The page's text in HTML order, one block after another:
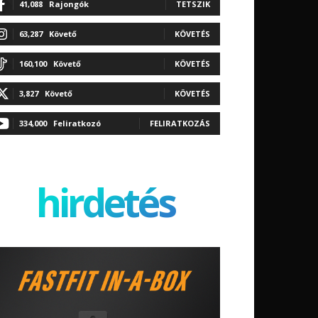
41,088 Rajongók TETSZIK
63,287 Követő KÖVETÉS
160,100 Követő KÖVETÉS
3,827 Követő KÖVETÉS
334,000 Feliratkozó FELIRATKOZÁS
hirdetés